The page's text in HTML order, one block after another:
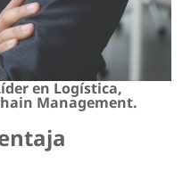
en Logística,
Management.